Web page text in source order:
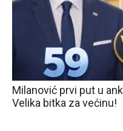
Milanović prvi put u
Velika bitka za većinu!